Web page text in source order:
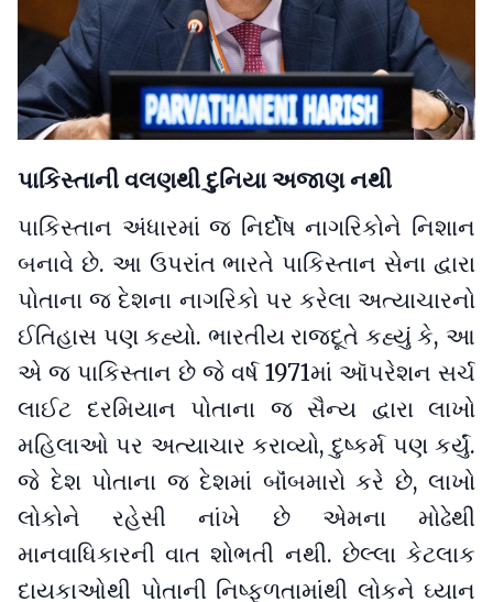
પાકિસ્તાની વલણથી દુનિયા અજાણ નથી
પાકિસ્તાન અંધારમાં જ નિર્દોષ નાગરિકોને નિશાન
બનાવે છે. આ ઉપરાંત ભારતે પાકિસ્તાન સેના દ્વારા
પોતાના જ દેશના નાગરિકો પર કરેલા અત્યાચારનો
ઈતિહાસ પણ કહ્યો. ભારતીય રાજદૂતે કહ્યું કે, આ
એ જ પાકિસ્તાન છે જે વર્ષ 1971માં ઑપરેશન સર્ચ
લાઈટ દરમિયાન પોતાના જ સૈન્ય દ્વારા લાખો
મહિલાઓ પર અત્યાચાર કરાવ્યો, દુષ્કર્મ પણ કર્યું.
જે દેશ પોતાના જ દેશમાં બૉંબમારો કરે છે, લાખો
લોકોને રહેસી નાંખે છે એમના મોઢેથી
માનવાધિકારની વાત શોભતી નથી. છેલ્લા કેટલાક
દાયકાઓથી પોતાની નિષ્ફળતામાંથી લોકને ઘ્યાન